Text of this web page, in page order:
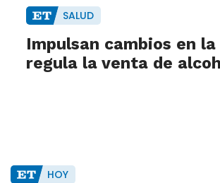
SALUD
Impulsan cambios en la
regula la venta de
HOY